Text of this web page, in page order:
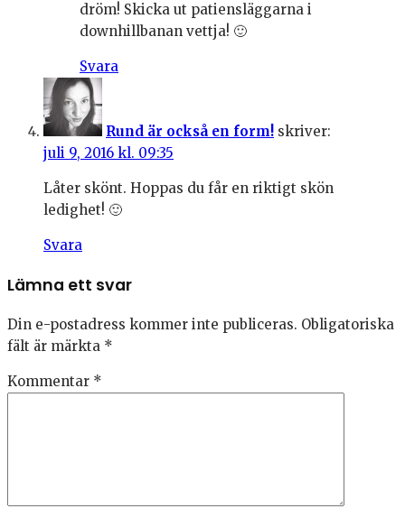
dröm! Skicka ut patiensläggarna i
downhillbanan vettja! 🙂
Svara
Rund är också en form! skriver:
juli 9, 2016 kl. 09:35
Låter skönt. Hoppas du får en riktigt skön
ledighet! 🙂
Svara
Lämna ett svar
Din e-postadress kommer inte publiceras. Obligatoriska
fält är märkta *
Kommentar *